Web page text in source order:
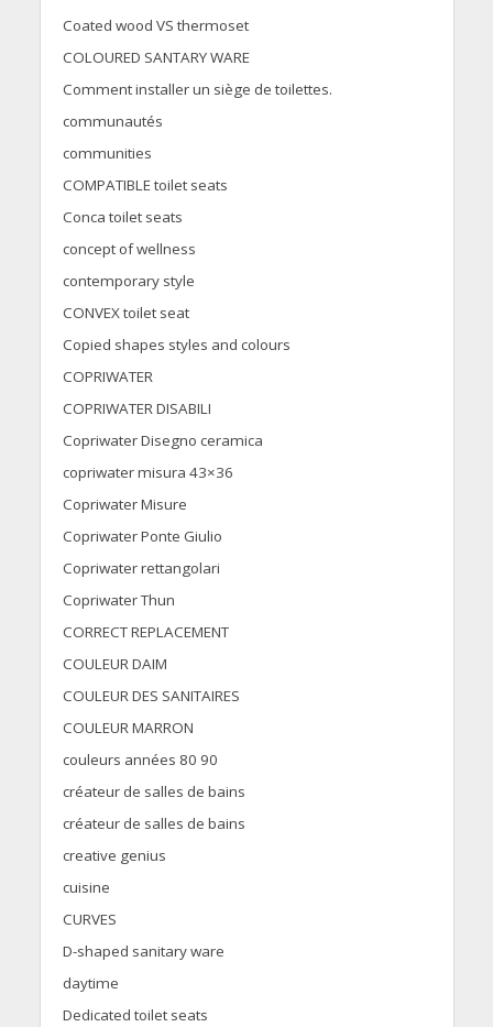
Coated wood VS thermoset
COLOURED SANTARY WARE
Comment installer un siège de toilettes.
communautés
communities
COMPATIBLE toilet seats
Conca toilet seats
concept of wellness
contemporary style
CONVEX toilet seat
Copied shapes styles and colours
COPRIWATER
COPRIWATER DISABILI
Copriwater Disegno ceramica
copriwater misura 43×36
Copriwater Misure
Copriwater Ponte Giulio
Copriwater rettangolari
Copriwater Thun
CORRECT REPLACEMENT
COULEUR DAIM
COULEUR DES SANITAIRES
COULEUR MARRON
couleurs années 80 90
créateur de salles de bains
créateur de salles de bains
creative genius
cuisine
CURVES
D-shaped sanitary ware
daytime
Dedicated toilet seats